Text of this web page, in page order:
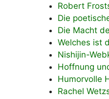
Robert
Die
Die Macht
Welches ist
Nishijin-
Hoffnung
Humorvolle
Rachel